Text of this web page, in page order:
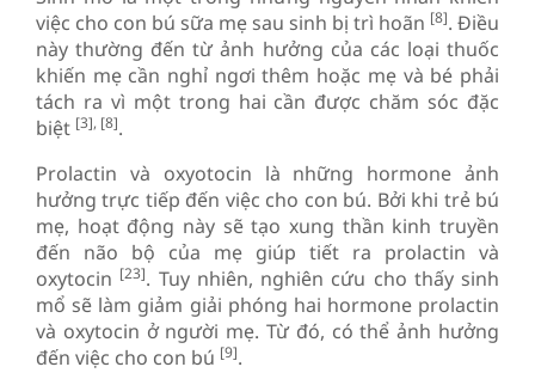
việc cho con bú sữa mẹ sau sinh bị trì hoãn [8]. Điều
này thường đến từ ảnh hưởng của các loại thuốc
khiến mẹ cần nghỉ ngơi thêm hoặc mẹ và bé phải
tách ra vì một trong hai cần được chăm sóc đặc
biệt [3], [8].
Prolactin và oxyotocin là những hormone ảnh
hưởng trực tiếp đến việc cho con bú. Bởi khi trẻ bú
mẹ, hoạt động này sẽ tạo xung thần kinh truyền
đến não bộ của mẹ giúp tiết ra prolactin và
oxytocin [23]. Tuy nhiên, nghiên cứu cho thấy sinh
mổ sẽ làm giảm giải phóng hai hormone prolactin
và oxytocin ở người mẹ. Từ đó, có thể ảnh hưởng
đến việc cho con bú [9].